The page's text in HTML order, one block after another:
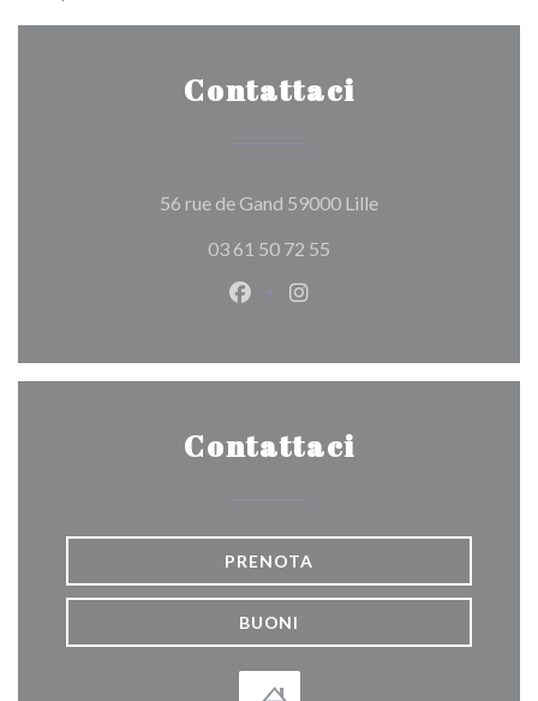
Contattaci
56 rue de Gand 59000 Lille((apre una nuova
03 61 50 72 55
Facebook ((apre una nuova
Instagram ((apre una
Contattaci
PRENOTA
BUONI